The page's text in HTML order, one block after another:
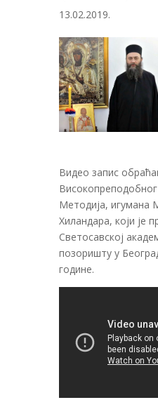
13.02.2019.
Видео запис
Методија, игумана
Хиландара, који је
Светосавској
позоришту у
године.